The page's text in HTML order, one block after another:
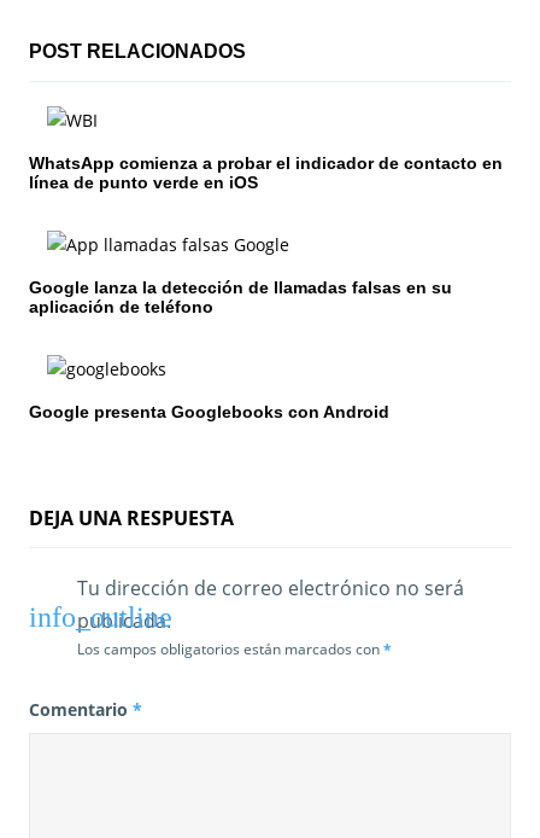
i
n
d
e
e
n
r
d
POST RELACIONADOS
WhatsApp comienza a probar el indicador de contacto en
línea de punto verde en iOS
Google lanza la detección de llamadas falsas en su
aplicación de teléfono
Google presenta Googlebooks con Android
DEJA UNA RESPUESTA
Tu dirección de correo electrónico no será
publicada.
Los campos obligatorios están marcados con*
Comentario *